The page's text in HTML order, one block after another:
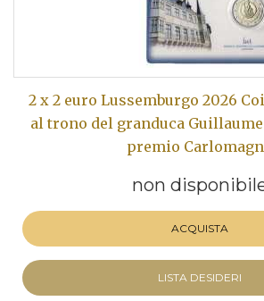
2 x 2 euro Lussemburgo 2026
al trono del granduca Guillaume
premio
non
ACQUISTA
LISTA DESIDERI